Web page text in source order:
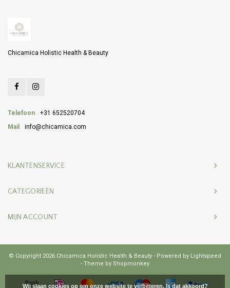
Chicamica Holistic Health & Beauty
Telefoon
+31 652520704
Mail
info@chicamica.com
KLANTENSERVICE
CATEGORIEËN
MIJN ACCOUNT
© Copyright 2026 Chicamica Holistic Health & Beauty - Powered by Lightspeed
- Theme by Shopmonkey
Wij slaan cookies op om onze website te verbeteren. Is dat akkoord?